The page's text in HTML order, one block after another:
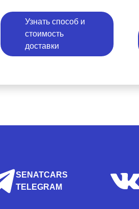
Узнать способ и
стоимость
доставки
SENATCARS
TELEGRAM